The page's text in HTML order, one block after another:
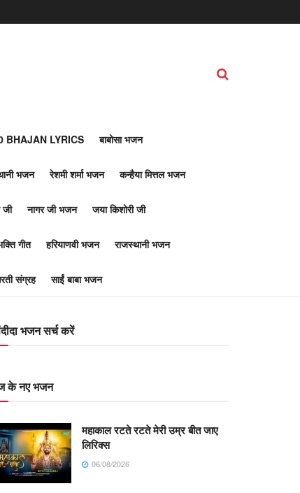
BHAJAN LYRICS बाबोसा भजन
भजन रेशमी शर्मा भजन कन्हैया मित्तल भजन
नागर जी भजन जया किशोरी जी
गीत हरियाणवी भजन राजस्थानी भजन
संग्रह साईं बाबा भजन
भजन सर्च करें
के नए भजन
महाकाल रटते रटते मेरी उम्र बीत जाए
लिरिक्स
06/08/2026